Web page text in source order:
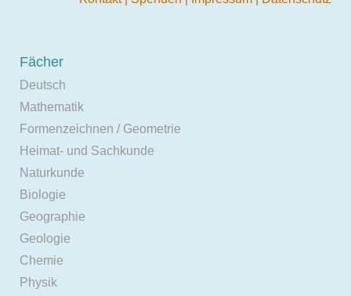
Fächer
Deutsch
Mathematik
Formenzeichnen / Geometrie
Heimat- und Sachkunde
Naturkunde
Biologie
Geographie
Geologie
Chemie
Physik